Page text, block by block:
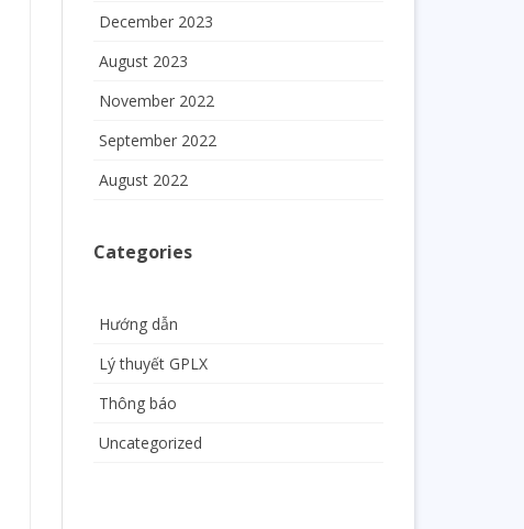
December 2023
August 2023
November 2022
September 2022
August 2022
Categories
Hướng dẫn
Lý thuyết GPLX
Thông báo
Uncategorized